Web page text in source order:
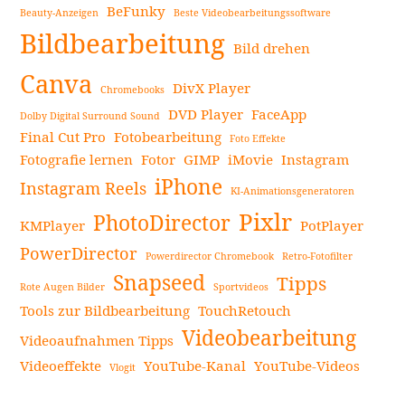
Seitenleiste
Beauty-Anzeigen BeFunky Beste Videobearbeitungssoftware
Bildbearbeitung Bild drehen
Canva Chromebooks DivX Player
Dolby Digital Surround Sound DVD Player FaceApp
Final Cut Pro Fotobearbeitung Foto Effekte
Fotografie lernen Fotor GIMP iMovie Instagram
Instagram Reels iPhone KI-Animationsgeneratoren
KMPlayer PhotoDirector Pixlr PotPlayer
PowerDirector Powerdirector Chromebook Retro-Fotofilter
Rote Augen Bilder Snapseed Sportvideos Tipps
Tools zur Bildbearbeitung TouchRetouch
Videoaufnahmen Tipps Videobearbeitung
Videoeffekte Vlogit YouTube-Kanal YouTube-Videos